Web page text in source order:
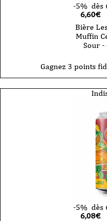
-5% dès
6,60€
Bière
Muffin
Sour -
Gagnez 3 points
-5% dès
6,08€